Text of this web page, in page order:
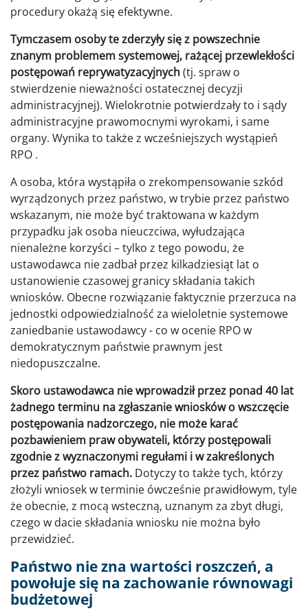
procedury okażą się efektywne.
Tymczasem osoby te zderzyły się z powszechnie
znanym problemem systemowej, rażącej przewlekłości
postępowań reprywatyzacyjnych(tj. spraw o
stwierdzenie nieważności ostatecznej decyzji
administracyjnej). Wielokrotnie potwierdzały to i sądy
administracyjne prawomocnymi wyrokami, i same
organy. Wynika to także z wcześniejszych wystąpień
RPO .
A osoba, która wystąpiła o zrekompensowanie szkód
wyrządzonych przez państwo, w trybie przez państwo
wskazanym, nie może być traktowana w każdym
przypadku jak osoba nieuczciwa, wyłudzająca
nienależne korzyści – tylko z tego powodu, że
ustawodawca nie zadbał przez kilkadziesiąt lat o
ustanowienie czasowej granicy składania takich
wniosków. Obecne rozwiązanie faktycznie przerzuca na
jednostki odpowiedzialność za wieloletnie systemowe
zaniedbanie ustawodawcy - co w ocenie RPO w
demokratycznym państwie prawnym jest
niedopuszczalne.
Skoro ustawodawca nie wprowadził przez ponad 40 lat
żadnego terminu na zgłaszanie wniosków o wszczęcie
postępowania nadzorczego, nie może karać
pozbawieniem praw obywateli, którzy postępowali
zgodnie z wyznaczonymi regułami i w zakreślonych
przez państwo ramach. Dotyczy to także tych, którzy
złożyli wniosek w terminie ówcześnie prawidłowym, tyle
że obecnie, z mocą wsteczną, uznanym za zbyt długi,
czego w dacie składania wniosku nie można było
przewidzieć.
Państwo nie zna wartości roszczeń, a
powołuje się na zachowanie równowagi
budżetowej